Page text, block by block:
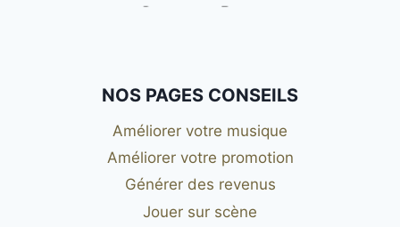
NOS PAGES CONSEILS
Améliorer votre musique
Améliorer votre promotion
Générer des revenus
Jouer sur scène